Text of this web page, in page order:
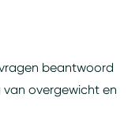
beantwoord
overgewicht en